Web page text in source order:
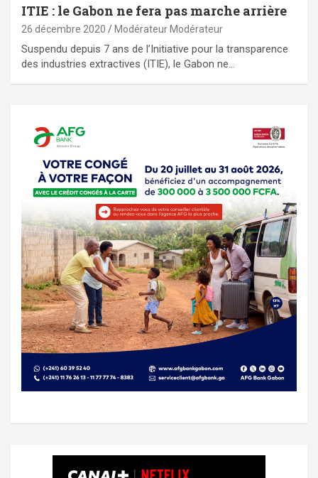
ITIE : le Gabon ne fera pas marche arrière
26 décembre 2020 Modérateur Modérateur
Suspendu depuis 7 ans de l’Initiative pour la transparence
des industries extractives (ITIE), le Gabon ne…